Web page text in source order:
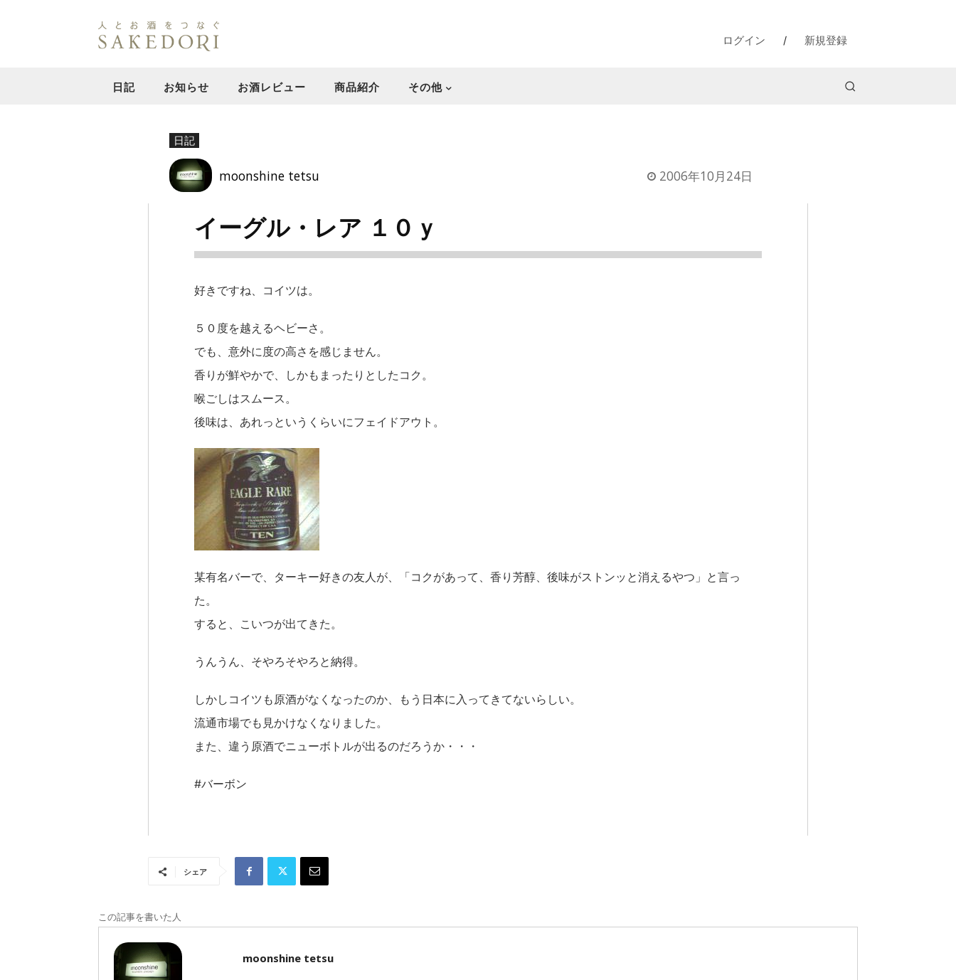
ログイン / 新規登録
日記 お知らせ お酒レビュー 商品紹介 その他
日記
moonshine tetsu 2006年10月24日
イーグル・レア １０ｙ
好きですね、コイツは。
５０度を越えるヘビーさ。
でも、意外に度の高さを感じません。
香りが鮮やかで、しかもまったりとしたコク。
喉ごしはスムース。
後味は、あれっというくらいにフェイドアウト。
某有名バーで、ターキー好きの友人が、「コクがあって、香り芳醇、後味がストンッと消えるやつ」と言っ
た。
すると、こいつが出てきた。
うんうん、そやろそやろと納得。
しかしコイツも原酒がなくなったのか、もう日本に入ってきてないらしい。
流通市場でも見かけなくなりました。
また、違う原酒でニューボトルが出るのだろうか・・・
#バーボン
シェア
この記事を書いた人
moonshine tetsu